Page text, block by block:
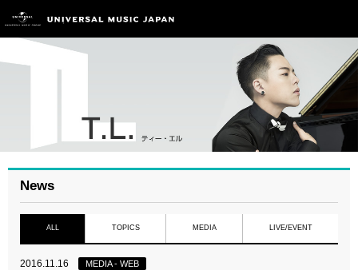
News
ALL TOPICS MEDIA LIVE/EVENT
2016.11.16 MEDIA - WEB